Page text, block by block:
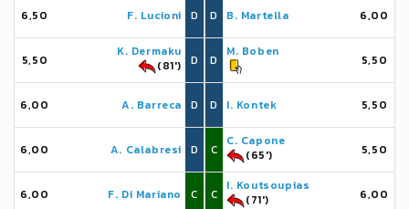
6,50 F. Lucioni D
5,50
K. Dermaku
(81')
D
6,00 A. Barreca D
6,00 A. Calabresi D
6,00 F. Di Mariano C
D B. Martella 6,00
D
M. Boben
5,50
D I. Kontek 5,50
C
C. Capone
(65')
5,50
C
I. Koutsoupias
(71')
6,00